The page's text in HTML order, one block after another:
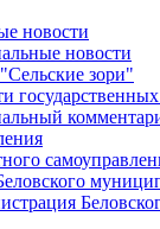
новости
новости
"Сельские зори"